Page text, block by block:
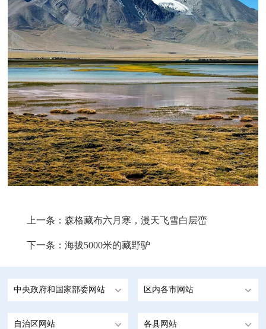
上一条：森格藏布六月寒，漫天飞雪白层峦
下一条：海拔5000米的藏野驴
中央政府和国家部委网站 区内各市网站
自治区网站 各县网站